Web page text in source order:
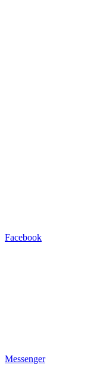
Facebook
Messenger